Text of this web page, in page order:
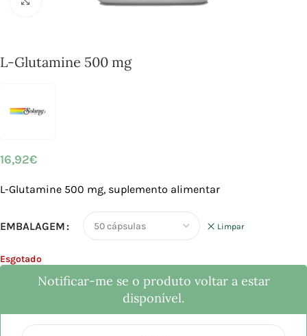
L-Glutamine 500 mg
16,92€
L-Glutamine 500 mg, suplemento alimentar
EMBALAGEM Limpar
Esgotado
Notificar-me se o produto voltar a estar
disponível.